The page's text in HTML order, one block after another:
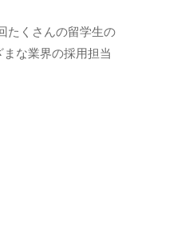
たくさんの留学生の
な業界の採用担当